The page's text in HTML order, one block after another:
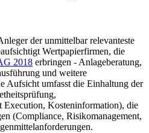
der unmittelbar relevanteste
Wertpapierfirmen, die
2018 erbringen - Anlageberatung,
und weitere
Aufsicht umfasst die Einhaltung der
Execution, Kosteninformation), die
(Compliance, Risikomanagement,